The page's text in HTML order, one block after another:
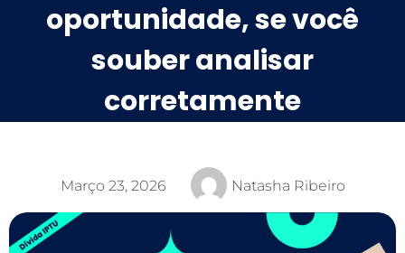
oportunidade, se você
souber analisar
corretamente
Março 23, 2026 Natasha Ribeiro